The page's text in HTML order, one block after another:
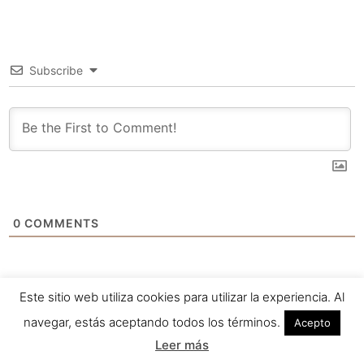
Subscribe
0 COMMENTS
Este sitio web utiliza cookies para utilizar la experiencia. Al
navegar, estás aceptando todos los términos.
Acepto
Leer más